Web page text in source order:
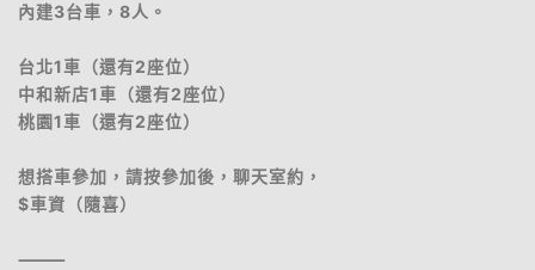
內建3台車，8人。
台北1車（還有2座位）
中和新店1車（還有2座位）
桃園1車（還有2座位）
想搭車參加，請按參加後，聊天室約，
$車資（隨喜）
⸻